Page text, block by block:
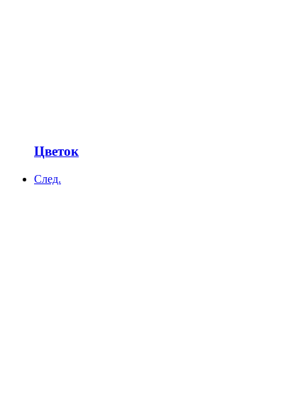
Цветок
След.